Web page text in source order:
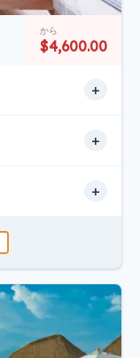
から
$4,600.00
+
+
+